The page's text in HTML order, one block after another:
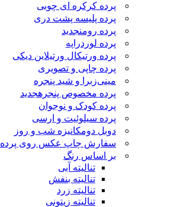
پرده کرکره ای چوبی
پرده پلیسه پشت دری
پرده رومنجدید
پرده لوردراپه
پرده ورتیکال ورتیلاین دیکی
پرده چاپی و تصویری
مینی‌زبرا و شید پنجره
پرده مخصوص پنجرهجدید
پرده کودک و نوجوان
پرده سیلوئیت و ارسی
دوبل دومکانیزه شب و روز
سفارش چاپ عکس روی پرده
بر اساس رنگ
تنالیته آبی
تنالیته بنفش
تنالیته زرد
تنالیته زیتونی